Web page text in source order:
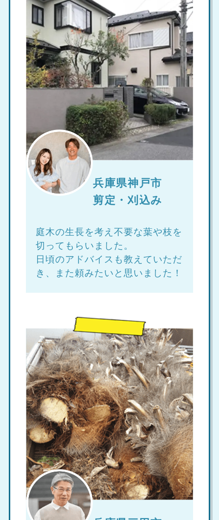
兵庫県神戸市
剪定・刈込み
庭木の生長を考え不要な葉や枝を
切ってもらいました。
日頃のアドバイスも教えていただ
き、また頼みたいと思いました！